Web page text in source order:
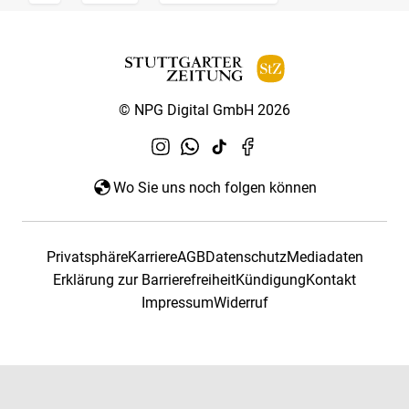
© NPG Digital GmbH 2026
Wo Sie uns noch folgen können
PrivatsphäreKarriereAGBDatenschutzMediadaten
Erklärung zur BarrierefreiheitKündigungKontakt
ImpressumWiderruf